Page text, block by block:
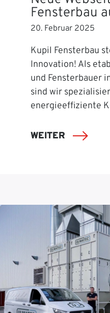
Fensterbau
20. Februar 2025
Kupil Fensterbau
Innovation! Als
und Fensterbauer
sind wir
energieeffiziente
WEITER